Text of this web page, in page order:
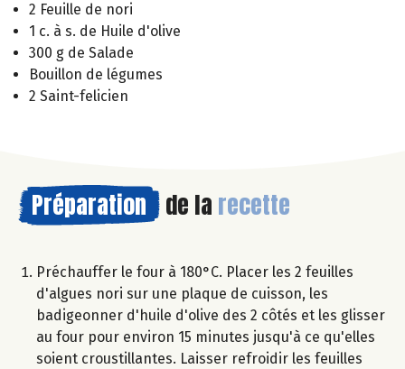
2 Feuille de nori
1 c. à s. de Huile d'olive
300 g de Salade
Bouillon de légumes
2 Saint-felicien
Préparation de la recette
Préchauffer le four à 180°C. Placer les 2 feuilles
d'algues nori sur une plaque de cuisson, les
badigeonner d'huile d'olive des 2 côtés et les glisser
au four pour environ 15 minutes jusqu'à ce qu'elles
soient croustillantes. Laisser refroidir les feuilles